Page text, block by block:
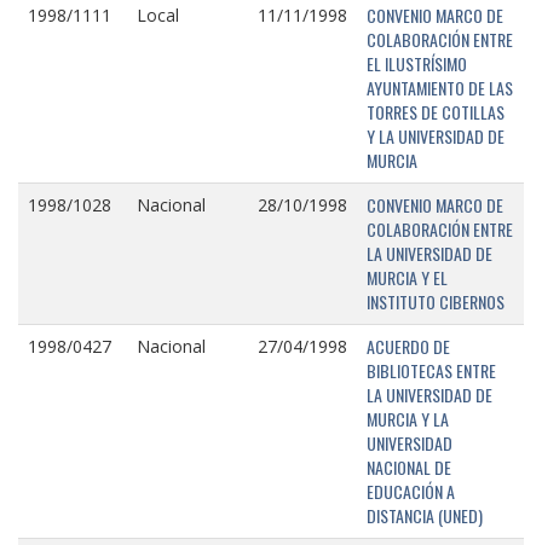
1998/1111 Local 11/11/1998
CONVENIO MARCO DE
COLABORACIÓN ENTRE
EL ILUSTRÍSIMO
AYUNTAMIENTO DE LAS
TORRES DE COTILLAS
Y LA UNIVERSIDAD DE
MURCIA
1998/1028 Nacional 28/10/1998
CONVENIO MARCO DE
COLABORACIÓN ENTRE
LA UNIVERSIDAD DE
MURCIA Y EL
INSTITUTO CIBERNOS
1998/0427 Nacional 27/04/1998
ACUERDO DE
BIBLIOTECAS ENTRE
LA UNIVERSIDAD DE
MURCIA Y LA
UNIVERSIDAD
NACIONAL DE
EDUCACIÓN A
DISTANCIA (UNED)